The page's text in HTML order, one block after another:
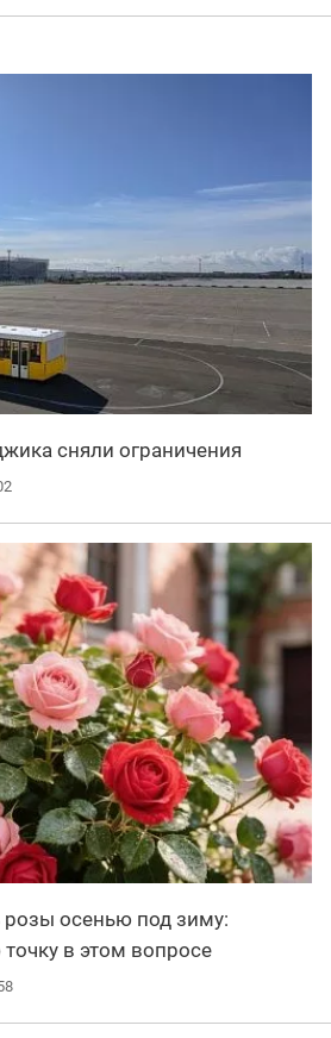
сняли ограничения
осенью под зиму:
в этом вопросе